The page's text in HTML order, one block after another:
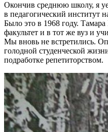
Окончив среднюю школу, я
в педагогический институт
Было это в 1968 году.
факультет и в тот же вуз и
Мы вновь не встретились.
голодной студенческой
подработке репетиторством.